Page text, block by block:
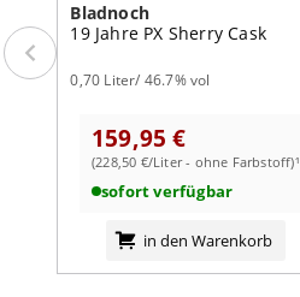
Bladnoch
19 Jahre PX Sherry Cask
0,70 Liter/ 46.7% vol
159,95 €
(228,50 €/Liter - ohne Farbstoff)¹
sofort verfügbar
in den Warenkorb